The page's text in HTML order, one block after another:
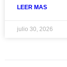
LEER MAS
julio 30, 2026